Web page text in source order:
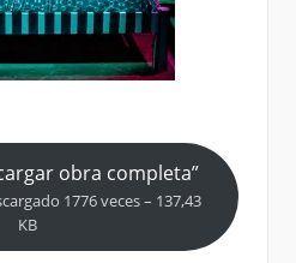
obra completa”
1776 veces – 137,43
KB